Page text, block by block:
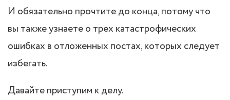
И обязательно прочтите до конца, потому что
вы также узнаете о трех катастрофических
ошибках в отложенных постах, которых следует
избегать.
Давайте приступим к делу.